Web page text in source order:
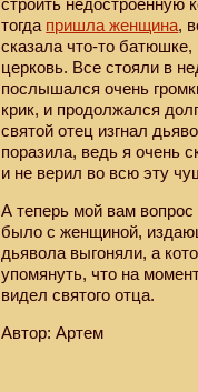
строить недостроенную
тогда пришла женщина,
сказала что-то
церковь. Все стояли в
послышался очень
крик, и продолжался
святой отец изгнал
поразила, ведь я очень
и не верил во всю эту
А теперь мой вам вопрос
было с женщиной,
дьявола выгоняли, а
упомянуть, что на
видел святого отца.
Автор: Артем